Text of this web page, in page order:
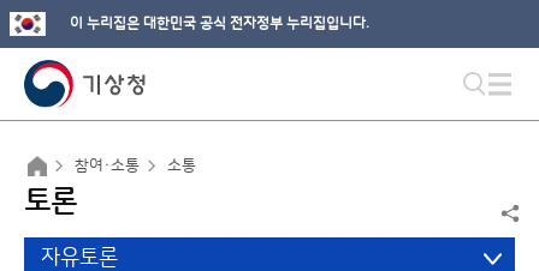
이 누리집은 대한민국 공식 전자정부 누리집입니다.
참여·소통 소통
토론
자유토론